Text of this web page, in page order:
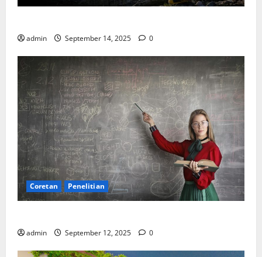
admin September 14, 2025 0
Coretan Penelitian
admin September 12, 2025 0